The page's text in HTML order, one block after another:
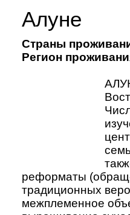
Алуне
Страны
Регион
реформаты
традиционных
межплеменное